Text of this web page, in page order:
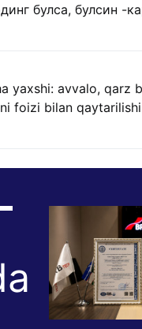
булса, булсин -
yaxshi: avvalo, qarz
foizi bilan